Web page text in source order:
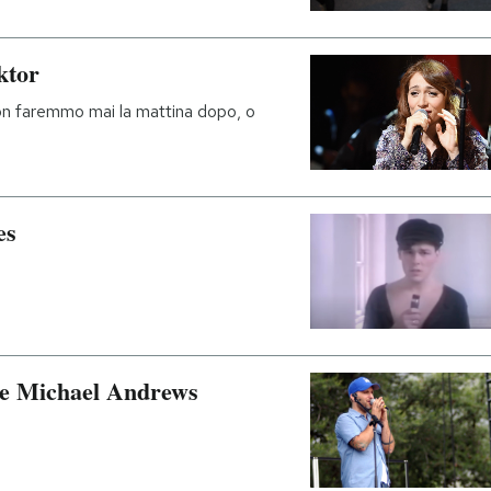
faremmo mai la mattina dopo, o
Michael Andrews